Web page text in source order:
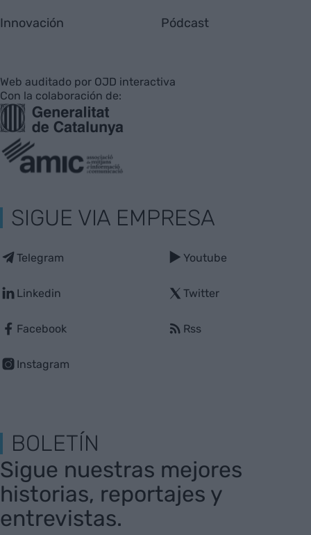
Innovación Pódcast
Web auditado por OJD interactiva
Con la colaboración de:
SIGUE VIA EMPRESA
Telegram
Linkedin
Facebook
Instagram
Youtube
Twitter
Rss
BOLETÍN
Sigue nuestras mejores
historias, reportajes y
entrevistas.